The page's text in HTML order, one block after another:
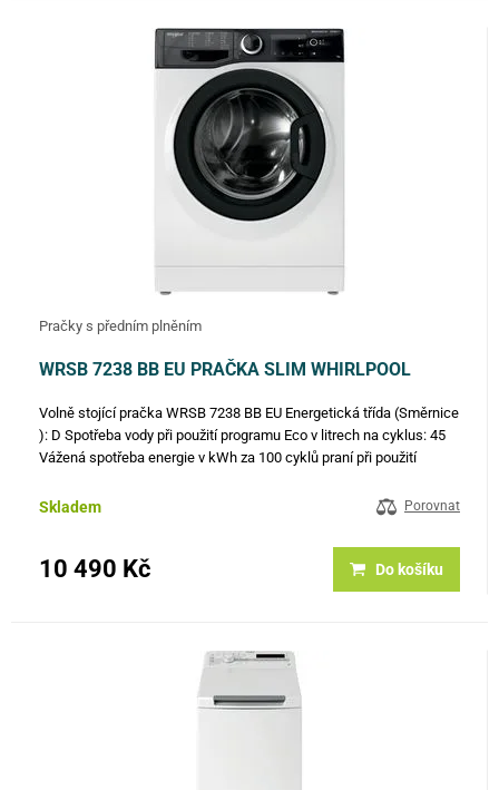
Pračky s předním plněním
WRSB 7238 BB EU PRAČKA SLIM WHIRLPOOL
Volně stojící pračka WRSB 7238 BB EU Energetická třída (Směrnice
): D Spotřeba vody při použití programu Eco v litrech na cyklus: 45
Vážená spotřeba energie v kWh za 100 cyklů praní při použití
Skladem Porovnat
10 490 Kč Do košíku